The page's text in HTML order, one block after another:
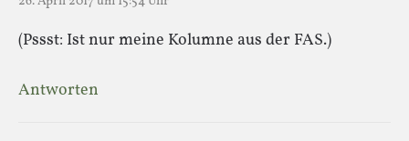
(Pssst: Ist nur meine Kolumne aus der FAS.)
Antworten